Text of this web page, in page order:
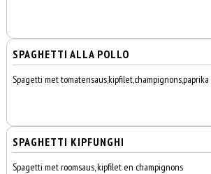
SPAGHETTI ALLA POLLO
Spagetti met
SPAGHETTI KIPFUNGHI
Spagetti met roomsaus, kipfilet en champignons